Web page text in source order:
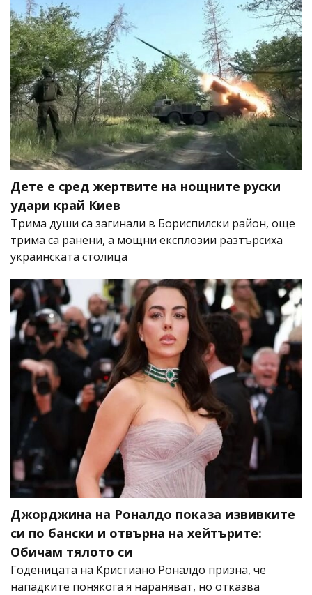
Дете е сред жертвите на нощните руски
удари край Киев
Трима души са загинали в Бориспилски район, още
трима са ранени, а мощни експлозии разтърсиха
украинската столица
Джорджина на Роналдо показа извивките
си по бански и отвърна на хейтърите:
Обичам тялото си
Годеницата на Кристиано Роналдо призна, че
нападките понякога я нараняват, но отказва